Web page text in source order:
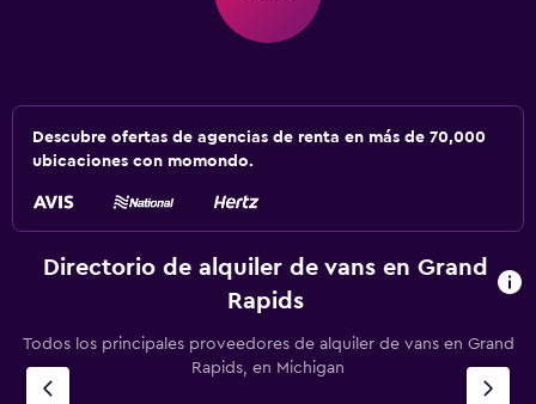
Descubre ofertas de agencias de renta en más de 70,000
ubicaciones con momondo.
Directorio de alquiler de vans en Grand
Rapids
Todos los principales proveedores de alquiler de vans en Grand
Rapids, en Michigan